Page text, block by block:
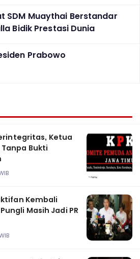
SDM Muaythai Berstandar
Bidik Prestasi Dunia
Prabowo
Ketua
Tanpa Bukti
Kembali
Masih Jadi PR